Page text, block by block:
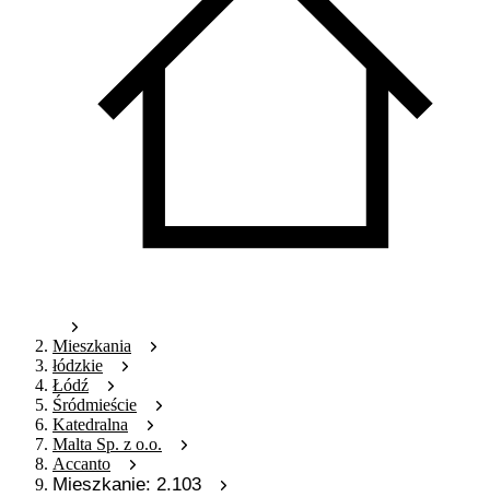
Mieszkania
łódzkie
Łódź
Śródmieście
Katedralna
Malta Sp. z o.o.
Accanto
Mieszkanie: 2.103